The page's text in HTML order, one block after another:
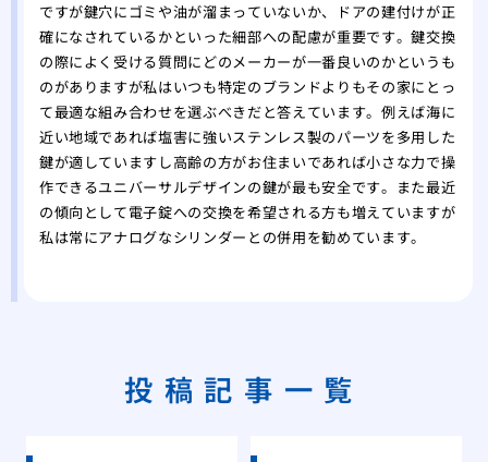
ですが鍵穴にゴミや油が溜まっていないか、ドアの建付けが正
確になされているかといった細部への配慮が重要です。鍵交換
の際によく受ける質問にどのメーカーが一番良いのかというも
のがありますが私はいつも特定のブランドよりもその家にとっ
て最適な組み合わせを選ぶべきだと答えています。例えば海に
近い地域であれば塩害に強いステンレス製のパーツを多用した
鍵が適していますし高齢の方がお住まいであれば小さな力で操
作できるユニバーサルデザインの鍵が最も安全です。また最近
の傾向として電子錠への交換を希望される方も増えていますが
私は常にアナログなシリンダーとの併用を勧めています。
投稿記事一覧